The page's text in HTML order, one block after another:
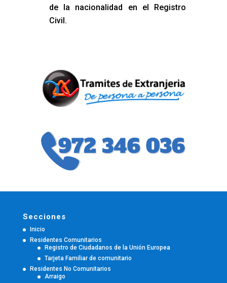
de la nacionalidad en el Registro
Civil.
Secciones
Inicio
Residentes Comunitarios
Registro de Ciudadanos de la Unión Europea
Tarjeta Familiar de comunitario
Residentes No Comunitarios
Arraigo